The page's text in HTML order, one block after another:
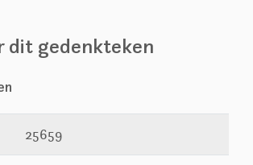
dit gedenkteken
25659